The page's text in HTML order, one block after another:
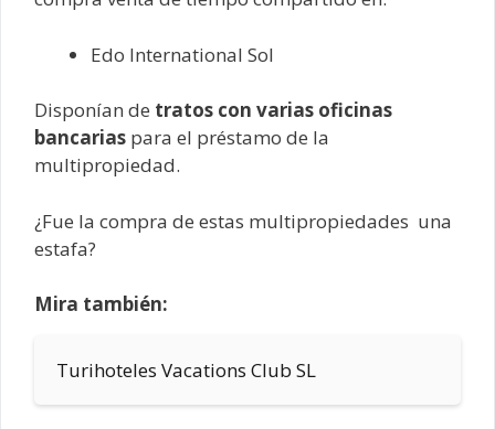
Edo International Sol
Disponían de tratos con varias oficinas
bancarias para el préstamo de la
multipropiedad.
¿Fue la compra de estas multipropiedades una
estafa?
Mira también:
Turihoteles Vacations Club SL